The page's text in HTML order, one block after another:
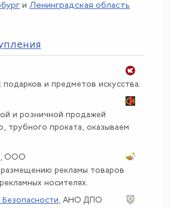
и Ленинградская область
подарков и предметов искусства.
и розничной продажей
трубного проката, оказываем
, ООО
рекламы товаров
носителях.
Безопасности , АНО ДПО